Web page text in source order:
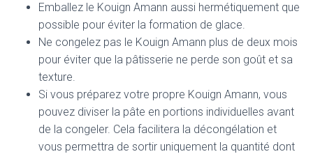
Emballez le Kouign Amann aussi hermétiquement que
possible pour éviter la formation de glace.
Ne congelez pas le Kouign Amann plus de deux mois
pour éviter que la pâtisserie ne perde son goût et sa
texture.
Si vous préparez votre propre Kouign Amann, vous
pouvez diviser la pâte en portions individuelles avant
de la congeler. Cela facilitera la décongélation et
vous permettra de sortir uniquement la quantité dont